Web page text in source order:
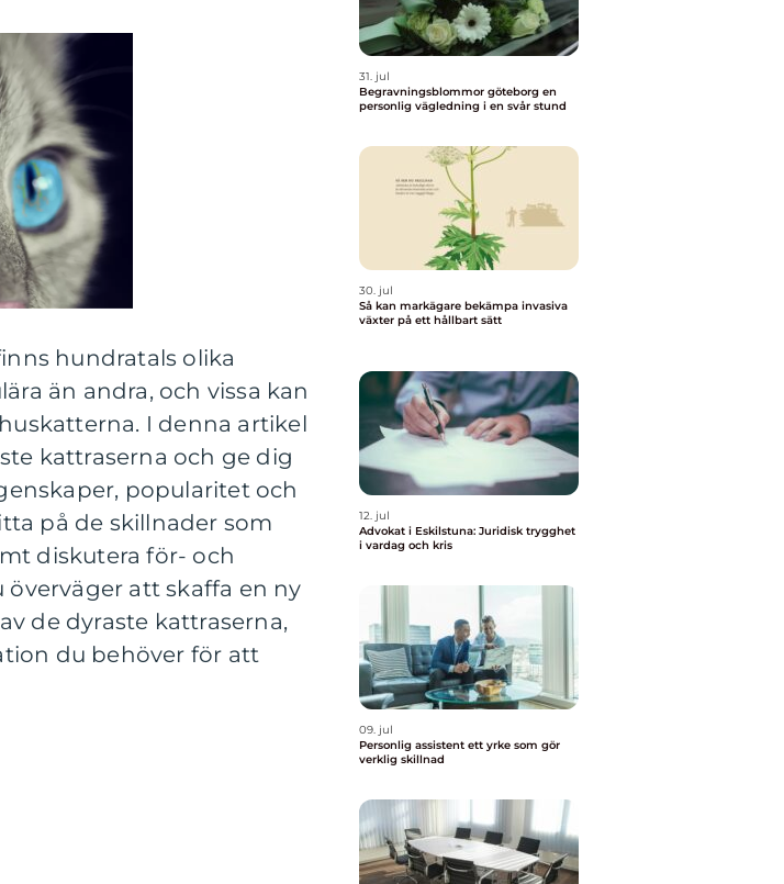
hundratals olika
än andra, och vissa kan
I denna artikel
kattraserna och ge dig
popularitet och
på de skillnader som
diskutera för- och
överväger att skaffa en ny
de dyraste kattraserna,
du behöver för att
31. jul
Begravningsblommor göteborg en
personlig vägledning i en svår stund
30. jul
Så kan markägare bekämpa invasiva
växter på ett hållbart sätt
12. jul
Advokat i Eskilstuna: Juridisk trygghet
i vardag och kris
09. jul
Personlig assistent ett yrke som gör
verklig skillnad